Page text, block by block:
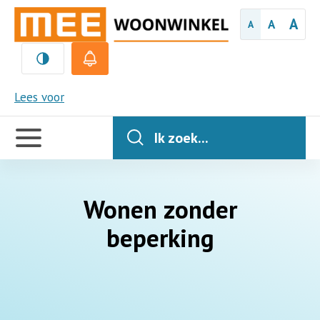
A A A
Lees voor
MEE
Handige
links
Ik zoek...
Wonen zonder
beperking